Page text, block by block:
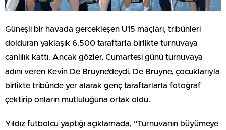
Güneşli bir havada gerçekleşen U15 maçları, tribünleri
dolduran yaklaşık 6.500 taraftarla birlikte turnuvaya
canlılık kattı. Ancak gözler, Cumartesi günü turnuvaya
adını veren Kevin De Bruyne’deydi. De Bruyne, çocuklarıyla
birlikte tribünde yer alarak genç taraftarlarla fotoğraf
çektirip onların mutluluğuna ortak oldu.
Yıldız futbolcu yaptığı açıklamada, “Turnuvanın büyümeye